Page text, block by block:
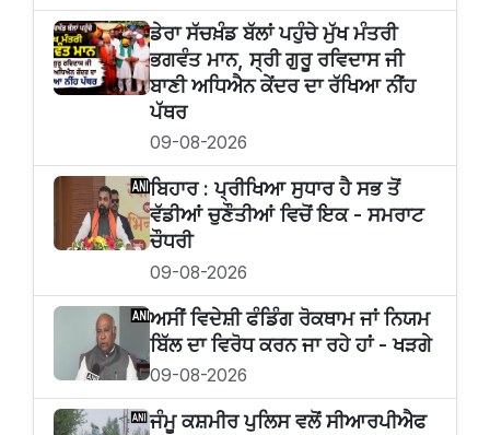
ਡੇਰਾ ਸੱਚਖ਼ੰਡ ਬੱਲਾਂ ਪਹੁੰਚੇ ਮੁੱਖ ਮੰਤਰੀ
ਭਗਵੰਤ ਮਾਨ, ਸ੍ਰੀ ਗੁਰੂ ਰਵਿਦਾਸ ਜੀ
ਬਾਣੀ ਅਧਿਐਨ ਕੇਂਦਰ ਦਾ ਰੱਖਿਆ ਨੀਂਹ
ਪੱਥਰ
09-08-2026
ਬਿਹਾਰ : ਪ੍ਰੀਖਿਆ ਸੁਧਾਰ ਹੈ ਸਭ ਤੋਂ
ਵੱਡੀਆਂ ਚੁਣੌਤੀਆਂ ਵਿਚੋਂ ਇਕ - ਸਮਰਾਟ
ਚੌਧਰੀ
09-08-2026
ਅਸੀਂ ਵਿਦੇਸ਼ੀ ਫੰਡਿੰਗ ਰੋਕਥਾਮ ਜਾਂ ਨਿਯਮ
ਬਿੱਲ ਦਾ ਵਿਰੋਧ ਕਰਨ ਜਾ ਰਹੇ ਹਾਂ - ਖੜਗੇ
09-08-2026
ਜੰਮੂ ਕਸ਼ਮੀਰ ਪੁਲਿਸ ਵਲੋਂ ਸੀਆਰਪੀਐਫ